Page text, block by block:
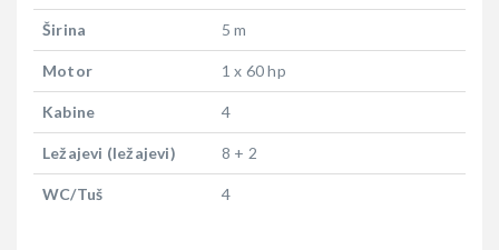
Širina 5 m
Motor 1 x 60 hp
Kabine 4
Ležajevi (ležajevi) 8 + 2
WC/Tuš 4